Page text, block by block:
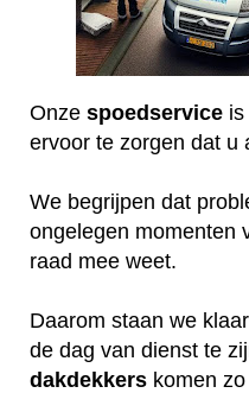
Onze spoedservice
ervoor te zorgen dat u
We begrijpen dat
ongelegen momenten
raad mee weet.
Daarom staan we
de dag van dienst te
dakdekkers komen zo